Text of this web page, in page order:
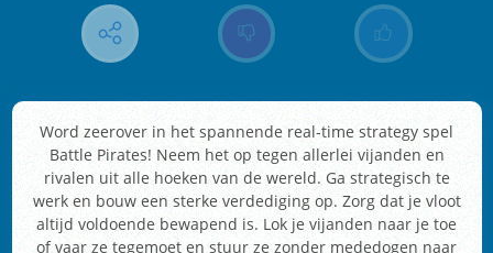
Word zeerover in het spannende real-time strategy spel
Battle Pirates! Neem het op tegen allerlei vijanden en
rivalen uit alle hoeken van de wereld. Ga strategisch te
werk en bouw een sterke verdediging op. Zorg dat je vloot
altijd voldoende bewapend is. Lok je vijanden naar je toe
of vaar ze tegemoet en stuur ze zonder mededogen naar